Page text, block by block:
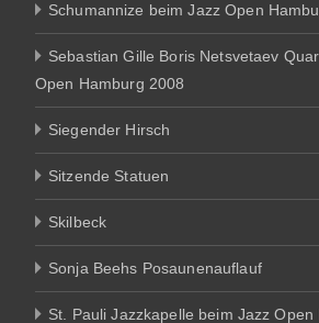
Schumannize beim Jazz Open
Sebastian Gille Boris Netsvetaev
Open Hamburg 2008
Siegender Hirsch
Sitzende Statuen
Skilbeck
Sonja Beehs Posaunenauflauf
St. Pauli Jazzkapelle beim Jazz Open